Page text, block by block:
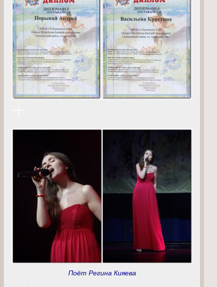
Поёт Регина Кияева